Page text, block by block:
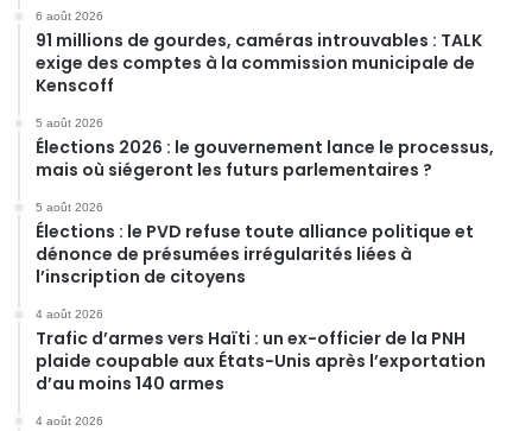
6 août 2026
91 millions de gourdes, caméras introuvables : TALK
exige des comptes à la commission municipale de
Kenscoff
5 août 2026
Élections 2026 : le gouvernement lance le processus,
mais où siégeront les futurs parlementaires ?
5 août 2026
Élections : le PVD refuse toute alliance politique et
dénonce de présumées irrégularités liées à
l’inscription de citoyens
4 août 2026
Trafic d’armes vers Haïti : un ex-officier de la PNH
plaide coupable aux États-Unis après l’exportation
d’au moins 140 armes
4 août 2026